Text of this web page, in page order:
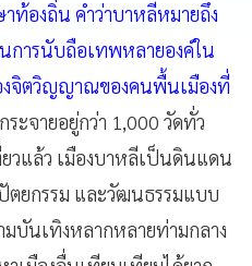
ท้องถิ่น คำว่าบาหลีหมายถึง
การนับถือเทพหลายองค์ใน
งจิตวิญญาณของคนพื้นเมืองที่
ะจายอยู่กว่า 1,000 วัดทั่ว
วแล้ว เมืองบาหลีเป็นดินแดน
ยกรรม และวัฒนธรรมแบบ
มบันเทิงหลากหลายท่ามกลาง